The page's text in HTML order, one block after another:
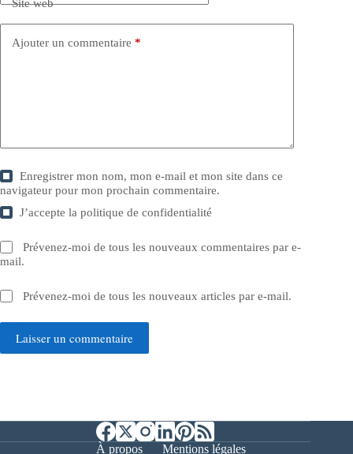
Site web
Ajouter un commentaire *
Enregistrer mon nom, mon e-mail et mon site dans ce
navigateur pour mon prochain commentaire.
J’accepte lapolitique de confidentialité
Prévenez-moi de tous les nouveaux commentaires par e-
mail.
Prévenez-moi de tous les nouveaux articles par e-mail.
Laisser un commentaire
À propos Mentions légales